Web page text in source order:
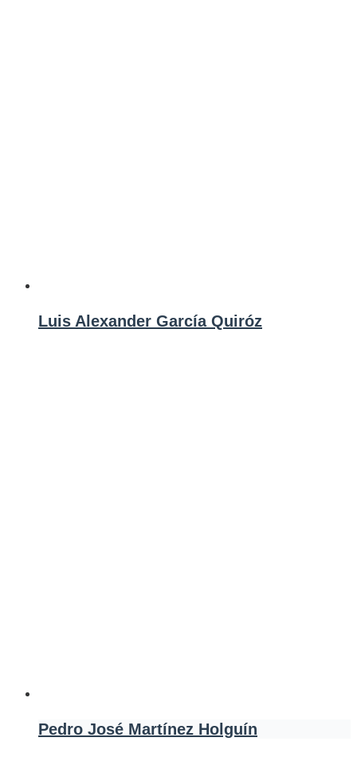
Luis Alexander García Quiróz
Pedro José Martínez Holguín